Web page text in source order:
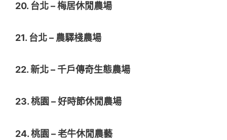
20. 台北 – 梅居休閒農場
21. 台北 – 農驛棧農場
22. 新北 – 千戶傳奇生態農場
23. 桃園 – 好時節休閒農場
24. 桃園 – 老牛休閒農藝